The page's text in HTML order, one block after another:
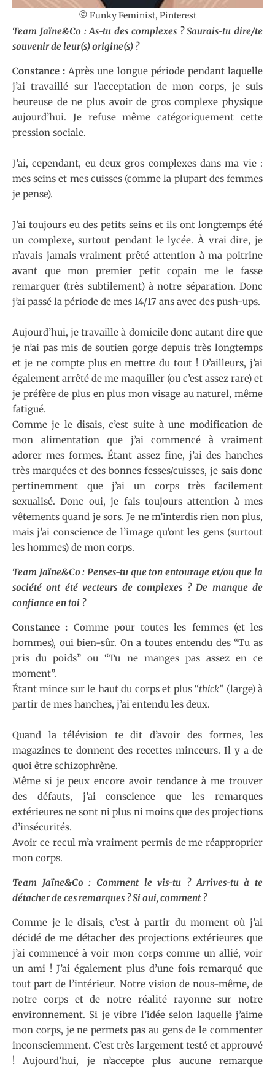
© Funky Feminist, Pinterest
Team Jaïne&Co : As-tu des complexes ? Saurais-tu dire/te
souvenir de leur(s) origine(s) ?
Constance : Après une longue période pendant laquelle
j’ai travaillé sur l’acceptation de mon corps, je suis
heureuse de ne plus avoir de gros complexe physique
aujourd’hui. Je refuse même catégoriquement cette
pression sociale.
J’ai, cependant, eu deux gros complexes dans ma vie :
mes seins et mes cuisses (comme la plupart des femmes
je pense).
J’ai toujours eu des petits seins et ils ont longtemps été
un complexe, surtout pendant le lycée. À vrai dire, je
n’avais jamais vraiment prêté attention à ma poitrine
avant que mon premier petit copain me le fasse
remarquer (très subtilement) à notre séparation. Donc
j’ai passé la période de mes 14/17 ans avec des push-ups.
Aujourd’hui, je travaille à domicile donc autant dire que
je n’ai pas mis de soutien gorge depuis très longtemps
et je ne compte plus en mettre du tout ! D’ailleurs, j’ai
également arrêté de me maquiller (ou c’est assez rare) et
je préfère de plus en plus mon visage au naturel, même
fatigué.
Comme je le disais, c’est suite à une modification de
mon alimentation que j’ai commencé à vraiment
adorer mes formes. Étant assez fine, j’ai des hanches
très marquées et des bonnes fesses/cuisses, je sais donc
pertinemment que j’ai un corps très facilement
sexualisé. Donc oui, je fais toujours attention à mes
vêtements quand je sors. Je ne m’interdis rien non plus,
mais j’ai conscience de l’image qu’ont les gens (surtout
les hommes) de mon corps.
Team Jaïne&Co : Penses-tu que ton entourage et/ou que la
société ont été vecteurs de complexes ? De manque de
confiance en toi ?
Constance : Comme pour toutes les femmes (et les
hommes), oui bien-sûr. On a toutes entendu des “Tu as
pris du poids” ou “Tu ne manges pas assez en ce
moment”.
Étant mince sur le haut du corps et plus “thick” (large) à
partir de mes hanches, j’ai entendu les deux.
Quand la télévision te dit d’avoir des formes, les
magazines te donnent des recettes minceurs. Il y a de
quoi être schizophrène.
Même si je peux encore avoir tendance à me trouver
des défauts, j’ai conscience que les remarques
extérieures ne sont ni plus ni moins que des projections
d’insécurités.
Avoir ce recul m’a vraiment permis de me réapproprier
mon corps.
Team Jaïne&Co : Comment le vis-tu ? Arrives-tu à te
détacher de ces remarques ? Si oui, comment ?
Comme je le disais, c’est à partir du moment où j’ai
décidé de me détacher des projections extérieures que
j’ai commencé à voir mon corps comme un allié, voir
un ami ! J’ai également plus d’une fois remarqué que
tout part de l’intérieur. Notre vision de nous-même, de
notre corps et de notre réalité rayonne sur notre
environnement. Si je vibre l’idée selon laquelle j’aime
mon corps, je ne permets pas au gens de le commenter
inconsciemment. C’est très largement testé et approuvé
! Aujourd’hui, je n’accepte plus aucune remarque